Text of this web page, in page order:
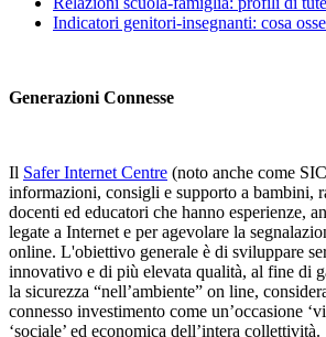
Indicatori genitori-insegnanti: cosa
Generazioni Connesse
Il Safer Internet Centre (noto anche come
informazioni, consigli e supporto a bambini,
docenti ed educatori che hanno esperienze,
legate a Internet e per agevolare la
online. L'obiettivo generale è di sviluppare
innovativo e di più elevata qualità, al fine di
la sicurezza “nell’ambiente” on line,
connesso investimento come un’occasione
‘sociale’ ed economica dell’intera collettività.